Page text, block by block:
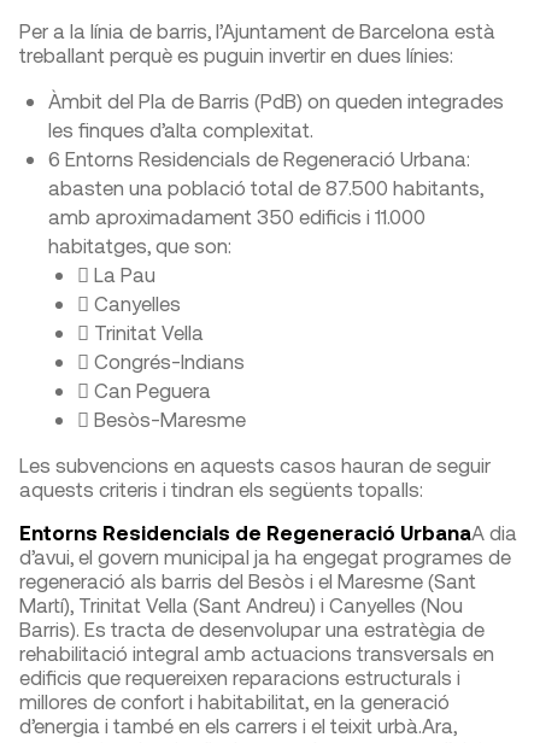
Per a la línia de barris, l’Ajuntament de Barcelona està
treballant perquè es puguin invertir en dues línies:
​Àmbit del Pla de Barris (PdB) on queden integrades
les finques d’alta complexitat.
6 Entorns Residencials de Regeneració Urbana:
abasten una població total de 87.500 habitants,
amb aproximadament 350 edificis i 11.000
habitatges, que son:
 La Pau
 Canyelles
 Trinitat Vella
 Congrés-Indians
 Can Peguera
 Besòs-Maresme
Les subvencions en aquests casos hauran de seguir
aquests criteris i tindran els següents topalls:
Entorns Residencials de Regeneració UrbanaA dia
d’avui, el govern municipal ja ha engegat programes de
regeneració als barris del Besòs i el Maresme (Sant
Martí), Trinitat Vella (Sant Andreu) i Canyelles (Nou
Barris). Es tracta de desenvolupar una estratègia de
rehabilitació integral amb actuacions transversals en
edificis que requereixen reparacions estructurals i
millores de confort i habitabilitat, en la generació
d’energia i també en els carrers i el teixit urbà.Ara,